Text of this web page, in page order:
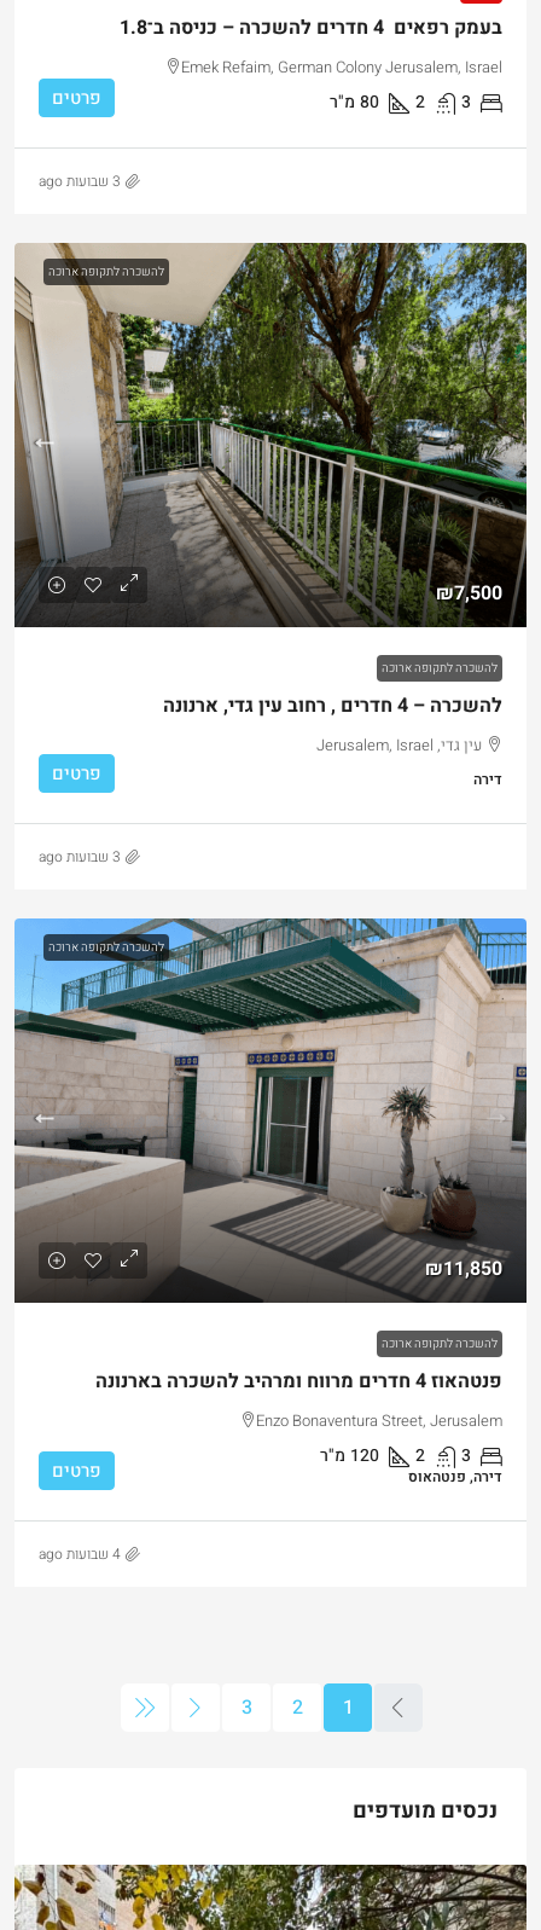
בעמק רפאים 4 חדרים להשכרה – כניסה ב־1.8
Emek Refaim, German Colony Jerusalem, Israel
3
2
80 מ"ר פרטים
3 שבועות ago
להשכרה לתקופה ארוכה
₪7,500
להשכרה לתקופה ארוכה
להשכרה – 4 חדרים , רחוב עין גדי, ארנונה
עין גדי, Jerusalem, Israel
דירה פרטים
3 שבועות ago
להשכרה לתקופה ארוכה
₪11,850
להשכרה לתקופה ארוכה
פנטהאוז 4 חדרים מרווח ומרהיב להשכרה בארנונה
Enzo Bonaventura Street, Jerusalem
3
2
120 מ"ר
דירה, פנטהאוס פרטים
4 שבועות ago
1
2
3
נכסים מועדפים